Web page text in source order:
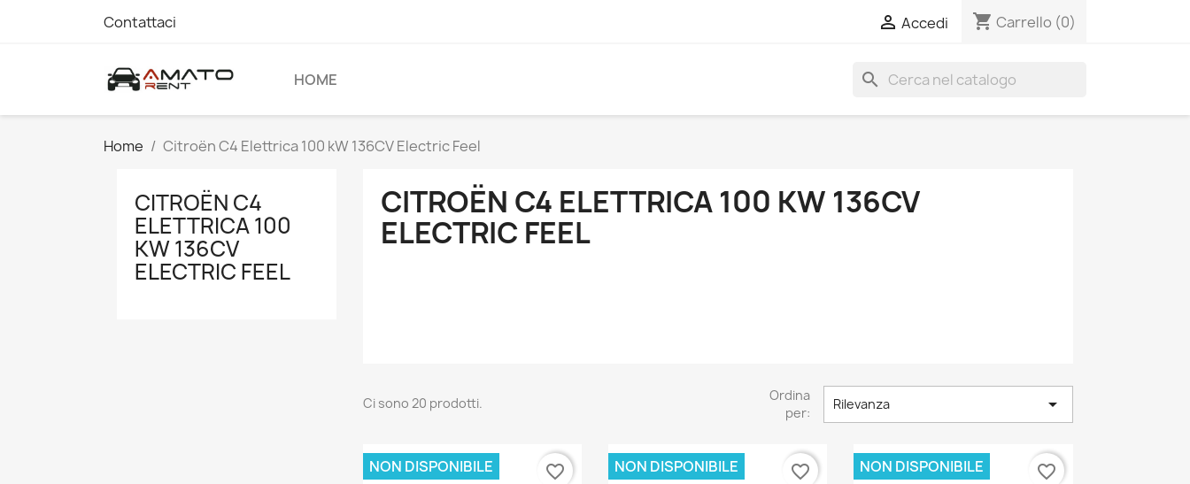
Contattaci  Accedi shopping_cart Carrello (0)
HOME search
Home Citroën C4 Elettrica 100 kW 136CV Electric Feel
CITROËN C4
ELETTRICA 100
KW 136CV
ELECTRIC FEEL
CITROËN C4 ELETTRICA 100 KW 136CV
ELECTRIC FEEL
Ci sono 20 prodotti.
Ordina
per:
Rilevanza 
NON DISPONIBILE favorite_border NON DISPONIBILE favorite_border NON DISPONIBILE favorite_border